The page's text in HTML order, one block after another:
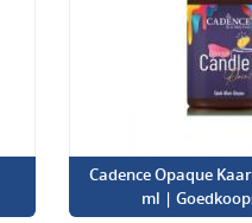
Cadence Opaque
ml |